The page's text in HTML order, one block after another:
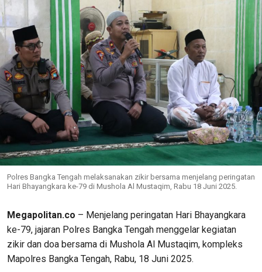
Polres Bangka Tengah melaksanakan zikir bersama menjelang peringatan
Hari Bhayangkara ke-79 di Mushola Al Mustaqim, Rabu 18 Juni 2025.
Megapolitan.co – Menjelang peringatan Hari Bhayangkara
ke-79, jajaran Polres Bangka Tengah menggelar kegiatan
zikir dan doa bersama di Mushola Al Mustaqim, kompleks
Mapolres Bangka Tengah, Rabu, 18 Juni 2025.